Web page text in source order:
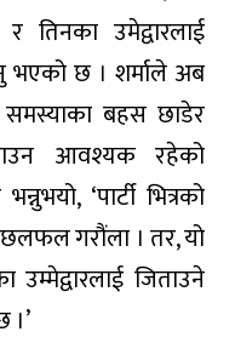
उमेद्वारलाई
छ । शर्माले अब
समस्याका बहस छाडेर
आवश्यक रहेको
‘पार्टी भित्रको
छलफल गरौंला । तर, यो
जिताउने